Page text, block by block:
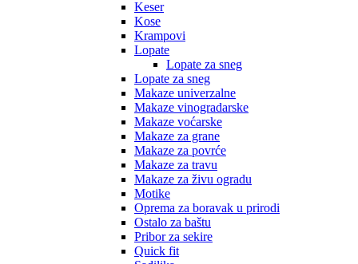
Keser
Kose
Krampovi
Lopate
Lopate za sneg
Lopate za sneg
Makaze univerzalne
Makaze vinogradarske
Makaze voćarske
Makaze za grane
Makaze za povrće
Makaze za travu
Makaze za živu ogradu
Motike
Oprema za boravak u prirodi
Ostalo za baštu
Pribor za sekire
Quick fit